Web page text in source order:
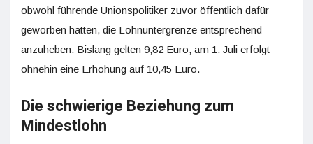
obwohl führende Unionspolitiker zuvor öffentlich dafür
geworben hatten, die Lohnuntergrenze entsprechend
anzuheben. Bislang gelten 9,82 Euro, am 1. Juli erfolgt
ohnehin eine Erhöhung auf 10,45 Euro.
Die schwierige Beziehung zum
Mindestlohn